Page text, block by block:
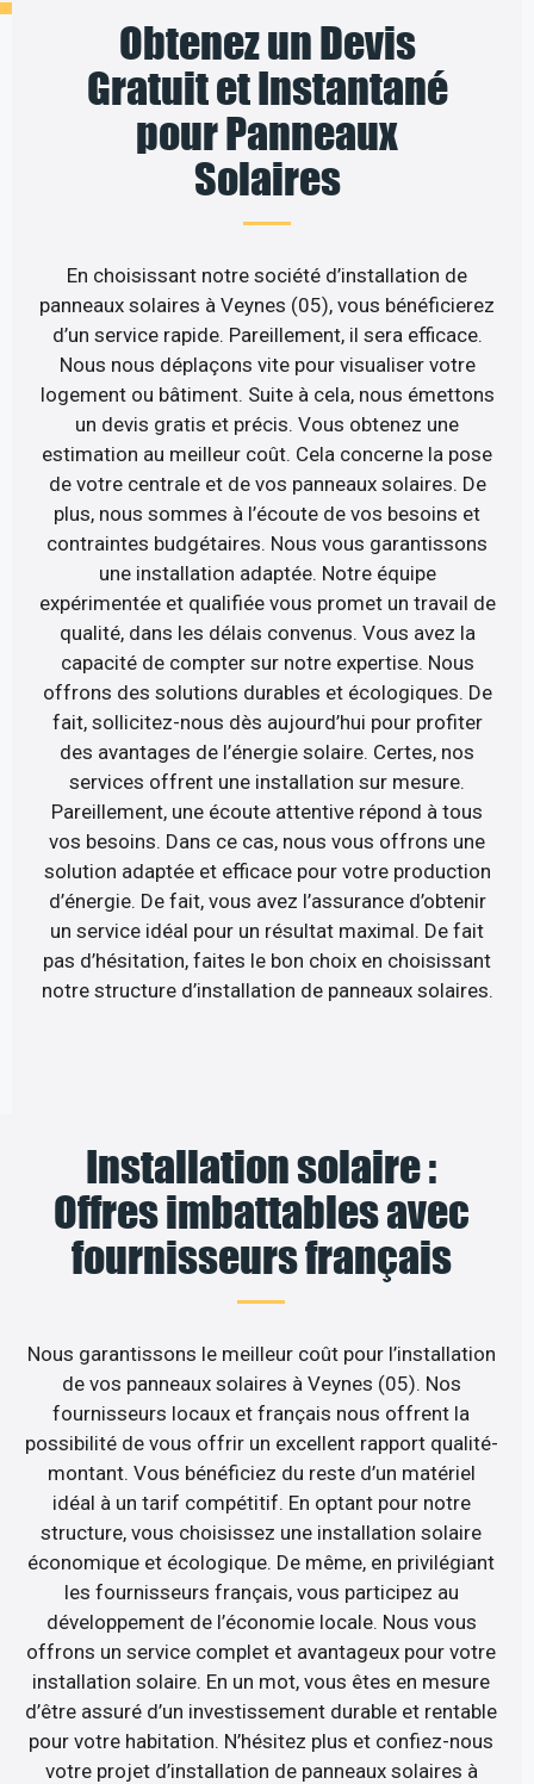
Obtenez un Devis
Gratuit et Instantané
pour Panneaux
Solaires
En choisissant notre société d’installation de
panneaux solaires à Veynes (05), vous bénéficierez
d’un service rapide. Pareillement, il sera efficace.
Nous nous déplaçons vite pour visualiser votre
logement ou bâtiment. Suite à cela, nous émettons
un devis gratis et précis. Vous obtenez une
estimation au meilleur coût. Cela concerne la pose
de votre centrale et de vos panneaux solaires. De
plus, nous sommes à l’écoute de vos besoins et
contraintes budgétaires. Nous vous garantissons
une installation adaptée. Notre équipe
expérimentée et qualifiée vous promet un travail de
qualité, dans les délais convenus. Vous avez la
capacité de compter sur notre expertise. Nous
offrons des solutions durables et écologiques. De
fait, sollicitez-nous dès aujourd’hui pour profiter
des avantages de l’énergie solaire. Certes, nos
services offrent une installation sur mesure.
Pareillement, une écoute attentive répond à tous
vos besoins. Dans ce cas, nous vous offrons une
solution adaptée et efficace pour votre production
d’énergie. De fait, vous avez l’assurance d’obtenir
un service idéal pour un résultat maximal. De fait
pas d’hésitation, faites le bon choix en choisissant
notre structure d’installation de panneaux solaires.
Installation solaire :
Offres imbattables avec
fournisseurs français
Nous garantissons le meilleur coût pour l’installation
de vos panneaux solaires à Veynes (05). Nos
fournisseurs locaux et français nous offrent la
possibilité de vous offrir un excellent rapport qualité-
montant. Vous bénéficiez du reste d’un matériel
idéal à un tarif compétitif. En optant pour notre
structure, vous choisissez une installation solaire
économique et écologique. De même, en privilégiant
les fournisseurs français, vous participez au
développement de l’économie locale. Nous vous
offrons un service complet et avantageux pour votre
installation solaire. En un mot, vous êtes en mesure
d’être assuré d’un investissement durable et rentable
pour votre habitation. N’hésitez plus et confiez-nous
votre projet d’installation de panneaux solaires à